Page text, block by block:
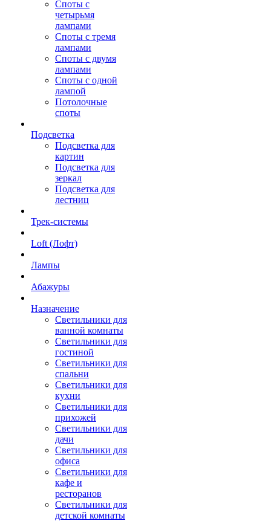
Споты с
четырьмя
лампами
Споты с тремя
лампами
Споты с двумя
лампами
Споты с одной
лампой
Потолочные
споты
Подсветка
Подсветка для
картин
Подсветка для
зеркал
Подсветка для
лестниц
Трек-системы
Loft (Лофт)
Лампы
Абажуры
Назначение
Светильники для
ванной комнаты
Светильники для
гостиной
Светильники для
спальни
Светильники для
кухни
Светильники для
прихожей
Светильники для
дачи
Светильники для
офиса
Светильники для
кафе и
ресторанов
Светильники для
детской комнаты